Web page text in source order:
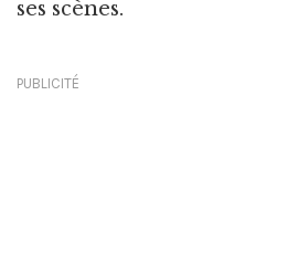
ses scènes.
PUBLICITÉ